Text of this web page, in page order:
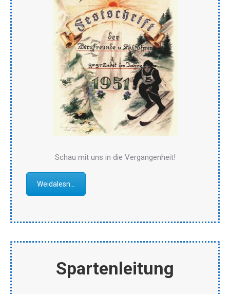
Schau mit uns in die Vergangenheit!
Weidalesn...
Spartenleitung